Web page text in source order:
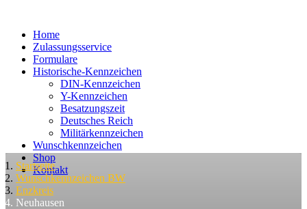
Home
Zulassungsservice
Formulare
Historische-Kennzeichen
DIN-Kennzeichen
Y-Kennzeichen
Besatzungszeit
Deutsches Reich
Militärkennzeichen
Wunschkennzeichen
Shop
Kontakt
Startseite
Wunschkennzeichen BW
Enzkreis
Neuhausen